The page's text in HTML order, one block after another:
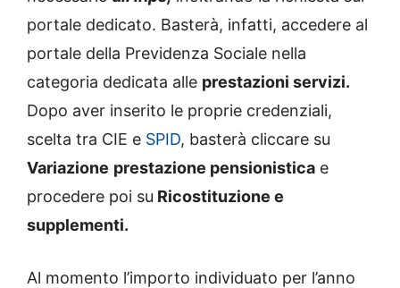
portale dedicato. Basterà, infatti, accedere al
portale della Previdenza Sociale nella
categoria dedicata alle prestazioni servizi.
Dopo aver inserito le proprie credenziali,
scelta tra CIE e SPID, basterà cliccare su
Variazione prestazione pensionistica e
procedere poi su Ricostituzione e
supplementi.
Al momento l’importo individuato per l’anno